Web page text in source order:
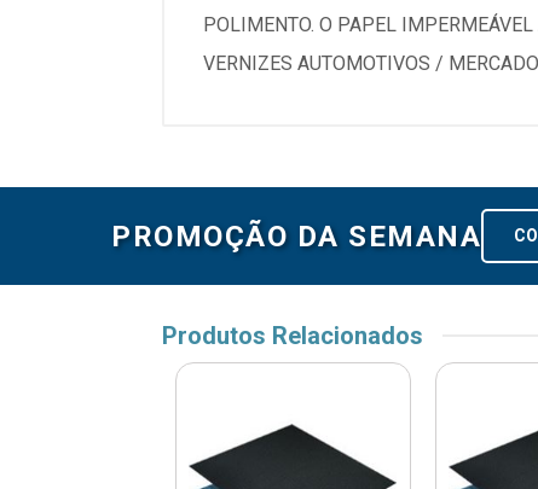
POLIMENTO. O PAPEL
VERNIZES AUTOMOTIVOS /
PROMOÇÃO DA SEMANA
Produtos Relacionados